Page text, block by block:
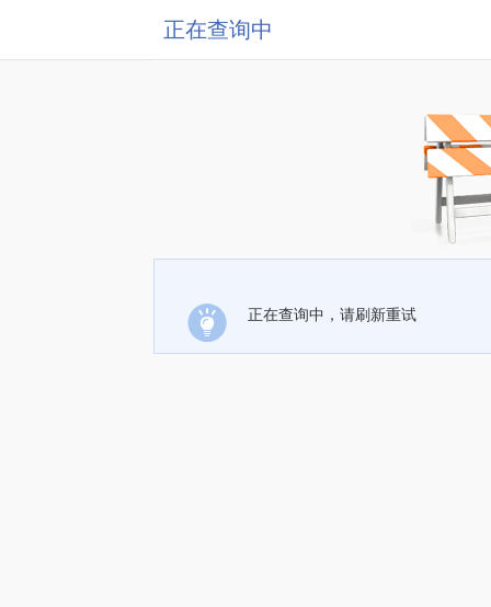
正在查询中
正在查询中，请刷新重试